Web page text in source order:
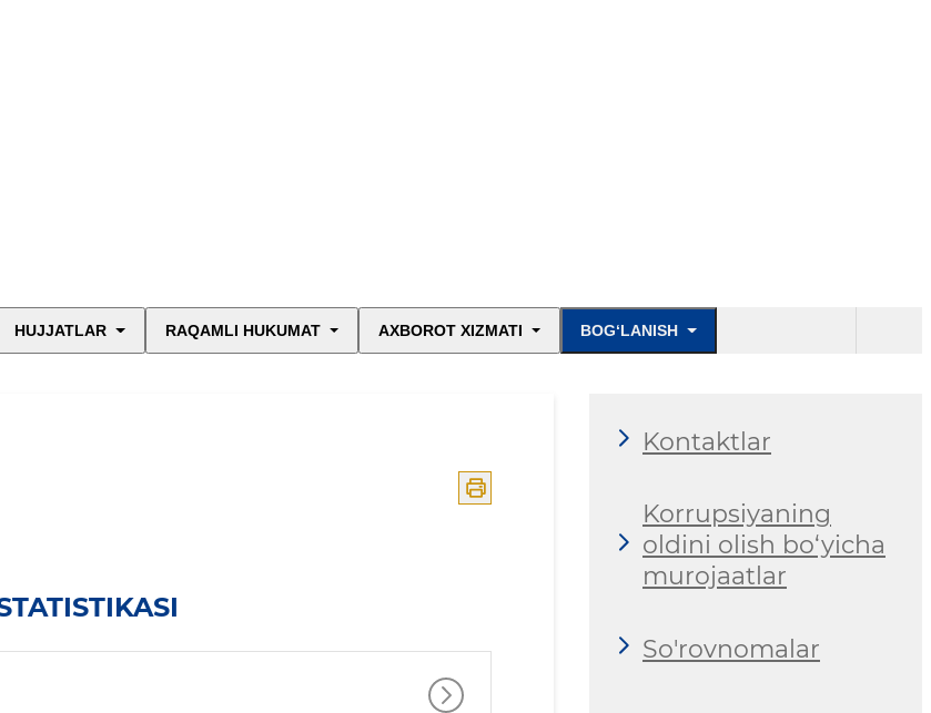
HUJJATLAR RAQAMLI HUKUMAT AXBOROT XIZMATI BOG‘LANISH
Kontaktlar
Korrupsiyaning
oldini olish bo‘yicha
murojaatlar
So'rovnomalar